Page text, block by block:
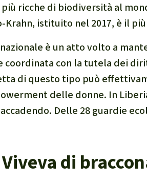
ricche di biodiversità al
Krahn, istituito nel 2017, è il
è un atto volto a
coordinata con la tutela dei
di questo tipo può
delle donne. In
Delle 28 guardie
Viveva di